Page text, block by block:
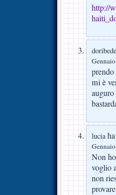
http://
mi è
auguro
luciaha
Non
voglio
non